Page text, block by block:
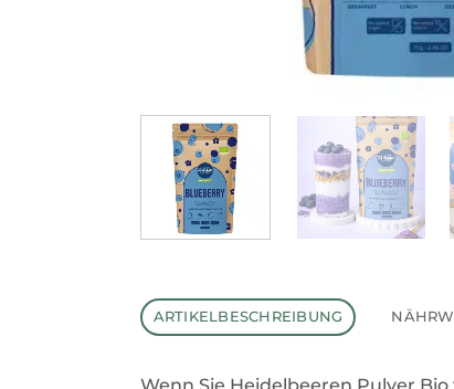
ARTIKELBESCHREIBUNG